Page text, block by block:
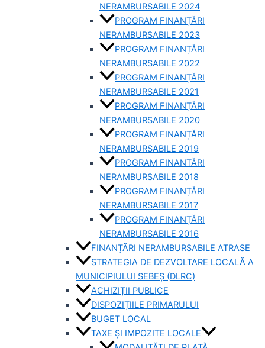
NERAMBURSABILE 2024
PROGRAM FINANȚĂRI
NERAMBURSABILE 2023
PROGRAM FINANȚĂRI
NERAMBURSABILE 2022
PROGRAM FINANȚĂRI
NERAMBURSABILE 2021
PROGRAM FINANȚĂRI
NERAMBURSABILE 2020
PROGRAM FINANȚĂRI
NERAMBURSABILE 2019
PROGRAM FINANTĂRI
NERAMBURSABILE 2018
PROGRAM FINANȚĂRI
NERAMBURSABILE 2017
PROGRAM FINANȚĂRI
NERAMBURSABILE 2016
FINANȚĂRI NERAMBURSABILE ATRASE
STRATEGIA DE DEZVOLTARE LOCALĂ A
MUNICIPIULUI SEBEȘ (DLRC)
ACHIZIȚII PUBLICE
DISPOZIȚIILE PRIMARULUI
BUGET LOCAL
TAXE ȘI IMPOZITE LOCALE